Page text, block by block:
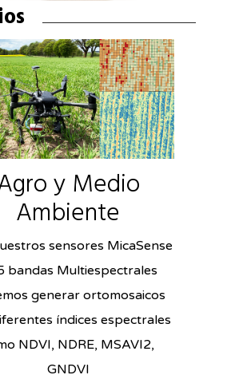
y Medio
Ambiente
sensores MicaSense
bandas Multiespectrales
generar ortomosaicos
índices espectrales
NDVI, NDRE, MSAVI2,
GNDVI